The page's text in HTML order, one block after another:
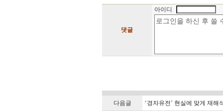
댓글
아이디
다음글 ‘경자유전’ 현실에 맞게 재해